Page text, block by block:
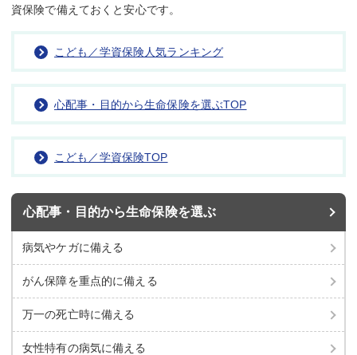
資保険で備えておくと安心です。
こども／学資保険人気ランキング
心配事・目的から生命保険を選ぶTOP
こども／学資保険TOP
心配事・目的から生命保険を選ぶ
病気やケガに備える
がん保障を重点的に備える
万一の死亡時に備える
女性特有の病気に備える